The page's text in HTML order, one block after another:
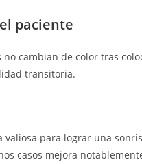
paciente
cambian de color tras
transitoria.
para lograr una
casos mejora